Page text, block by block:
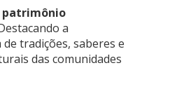
patrimônio
a
tradições, saberes e
das comunidades